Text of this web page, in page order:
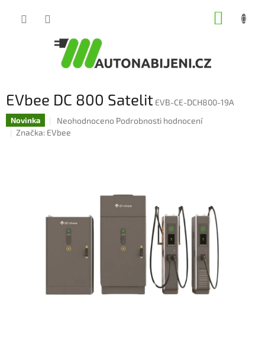
EVbee DC 800 Satelit EVB-CE-DCH800-19A
Novinka
Průměrné
hodnocení
Neohodnoceno Podrobnosti hodnocení
Značka: EVbee